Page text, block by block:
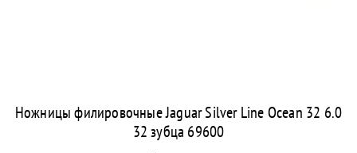
Ножницы филировочные Jaguar Silver Line Ocean 32 6.0
32 зубца 69600